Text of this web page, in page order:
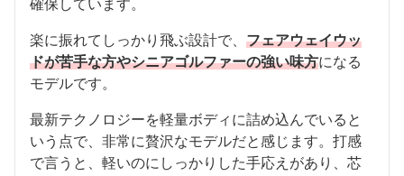
確保しています。
楽に振れてしっかり飛ぶ設計で、 フェアウェイウッ
ドが苦手な方やシニアゴルファーの強い味方になる
モデルです。
最新テクノロジーを軽量ボディに詰め込んでいると
いう点で、非常に贅沢なモデルだと感じます。打感
で言うと、軽いのにしっかりした手応えがあり、芯